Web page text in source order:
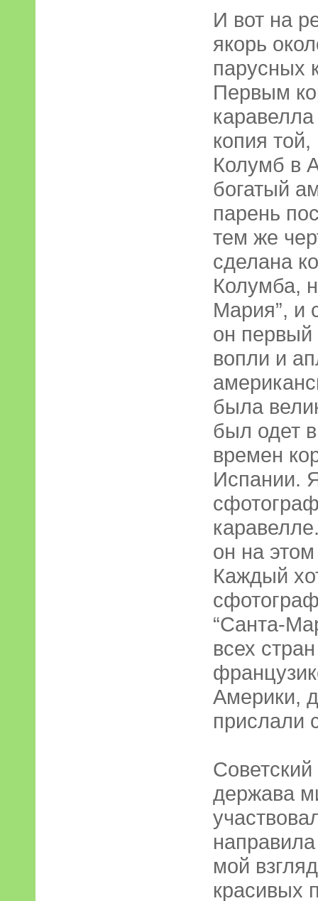
И вот на
якорь
парусных
Первым
копия
Колумб в
богатый
парень
тем же
сделана
Колумба,
Мария”, и
он
вопли и
была
был одет
времен
Испании.
он на
Каждый
“Санта-
всех
Америки,
прислали
держава
мой
красивых